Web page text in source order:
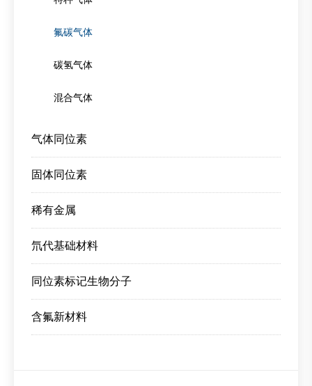
氟碳气体
碳氢气体
混合气体
气体同位素
固体同位素
稀有金属
氘代基础材料
同位素标记生物分子
含氟新材料